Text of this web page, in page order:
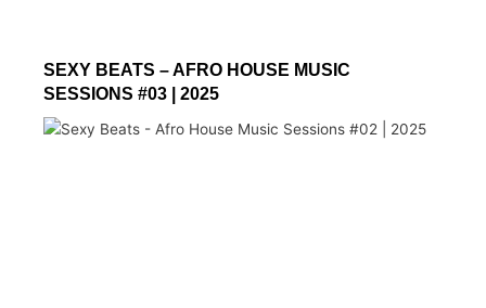
SEXY BEATS – AFRO HOUSE MUSIC
SESSIONS #03 | 2025